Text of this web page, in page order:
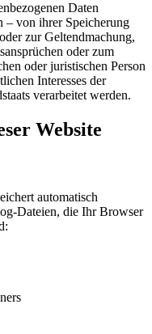
Daten
– von ihrer Speicherung
zur Geltendmachung,
oder zum
oder juristischen Person
Interesses der
verarbeitet werden.
Website
automatisch
Dateien, die Ihr Browser